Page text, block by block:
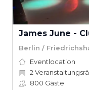
Berlin /
Eventlocation
2
800 Gäste